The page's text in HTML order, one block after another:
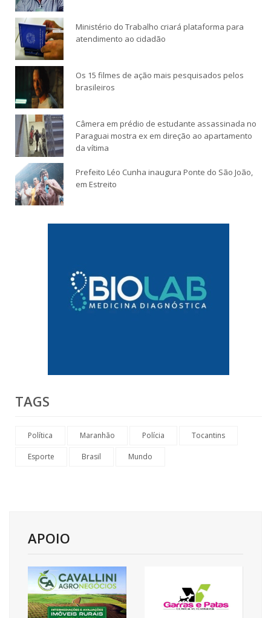
Ministério do Trabalho criará plataforma para
atendimento ao cidadão
Os 15 filmes de ação mais pesquisados pelos
brasileiros
Câmera em prédio de estudante assassinada no
Paraguai mostra ex em direção ao apartamento
da vítima
Prefeito Léo Cunha inaugura Ponte do São João,
em Estreito
TAGS
Política Maranhão Polícia Tocantins
Esporte Brasil Mundo
APOIO